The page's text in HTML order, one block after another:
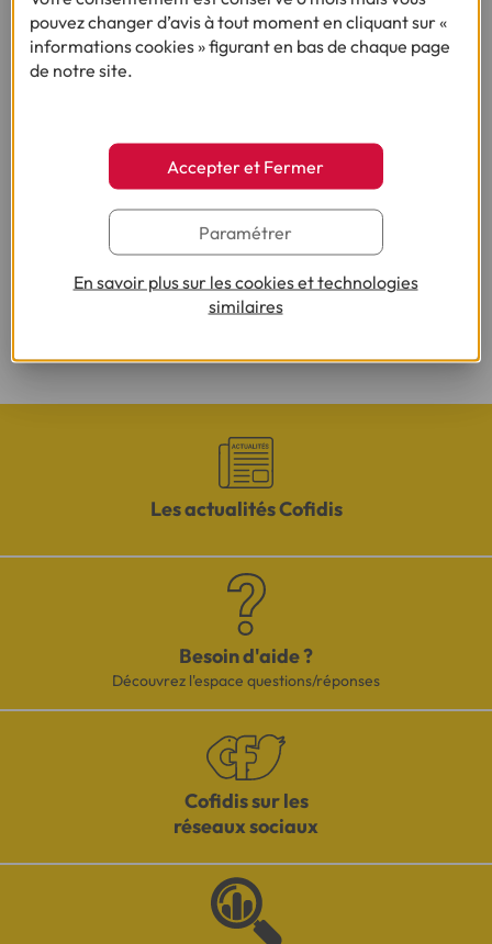
(1) Vous recevrez ensuite un contrat pré-rempli qu'il vous faudra nous
renvoyer complété, daté, signé et accompagné des justificatifs demandés en
vue d'une acceptation définitive.
(2) Sous réserve d’acceptation de votre dossier et à l’issue du délai légal de
Les actualités Cofidis
Besoin d'aide ?
Découvrez l'espace questions/réponses
Cofidis sur les
réseaux sociaux
pouvez changer d’avis à tout moment en cliquant sur «
informations cookies » figurant en bas de chaque page
de notre site.
Accepter et Fermer
Paramétrer
En savoir plus sur les cookies et technologies
similaires